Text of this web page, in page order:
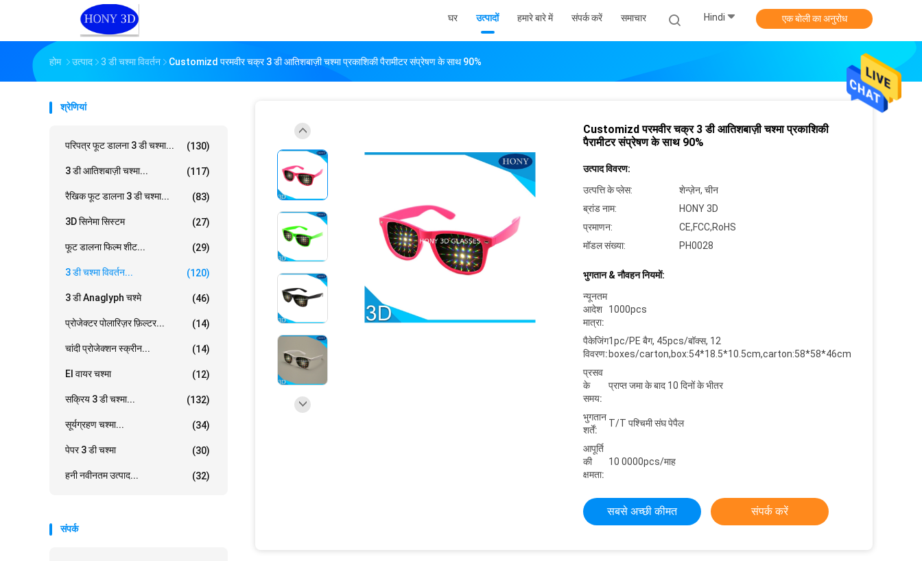
घर उत्पादों हमारे बारे में संपर्क करें समाचार Hindi एक बोली का अनुरोध
होम उत्पाद 3 डी चश्मा विवर्तन Customizd परमवीर चक्र 3 डी आतिशबाज़ी चश्मा प्रकाशिकी पैरामीटर संप्रेषण के साथ 90%
श्रेणियां
परिपत्र फूट डालना 3 डी चश्मा... (130)
3 डी आतिशबाज़ी चश्मा... (117)
रैखिक फूट डालना 3 डी चश्मा... (83)
3D सिनेमा सिस्टम (27)
फूट डालना फिल्म शीट... (29)
3 डी चश्मा विवर्तन... (120)
3 डी Anaglyph चश्मे (46)
प्रोजेक्टर पोलारिज़र फ़िल्टर... (14)
चांदी प्रोजेक्शन स्क्रीन... (14)
El वायर चश्मा (12)
सक्रिय 3 डी चश्मा... (132)
सूर्यग्रहण चश्मा... (34)
पेपर 3 डी चश्मा (30)
हनी नवीनतम उत्पाद... (32)
संपर्क
Customizd परमवीर चक्र 3 डी आतिशबाज़ी चश्मा प्रकाशिकी
पैरामीटर संप्रेषण के साथ 90%
उत्पाद विवरण:
उत्पत्ति के प्लेस:
शेन्ज़ेन, चीन
ब्रांड नाम:
HONY 3D
प्रमाणन:
CE,FCC,RoHS
मॉडल संख्या:
PH0028
भुगतान & नौवहन नियमों:
न्यूनतम
आदेश
मात्रा:
1000pcs
पैकेजिंग
विवरण:
1pc/PE बैग, 45pcs/बॉक्स, 12
boxes/carton,box:54*18.5*10.5cm,carton:58*58*46cm,G.W.:14kgs
प्रसव
के
समय:
प्राप्त जमा के बाद 10 दिनों के भीतर
भुगतान
शर्तें:
T/T पश्चिमी संघ पेपैल
आपूर्ति
की
क्षमता:
10 0000pcs/माह
सबसे अच्छी कीमत संपर्क करें